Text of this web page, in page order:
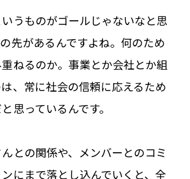
うものがゴールじゃないなと思
先があるんですよね。何のため
ねるのか。事業とか会社とか組
、常に社会の信頼に応えるため
思っているんです。
との関係や、メンバーとのコミ
にまで落とし込んでいくと、全